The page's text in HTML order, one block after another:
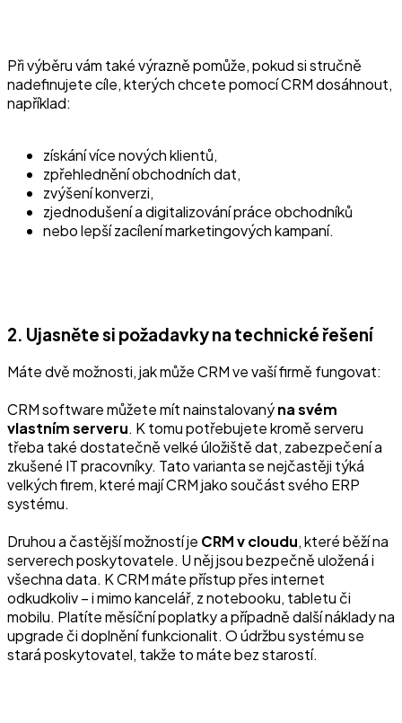
Při výběru vám také výrazně pomůže, pokud si stručně
nadefinujete cíle, kterých chcete pomocí CRM dosáhnout,
například:
získání více nových klientů,
zpřehlednění obchodních dat,
zvýšení konverzi,
zjednodušení a digitalizování práce obchodníků
nebo lepší zacílení marketingových kampaní.
2. Ujasněte si požadavky na technické řešení
Máte dvě možnosti, jak může CRM ve vaší firmě fungovat:
CRM software můžete mít nainstalovanýna svém
vlastním serveru. K tomu potřebujete kromě serveru
třeba také dostatečně velké úložiště dat, zabezpečení a
zkušené IT pracovníky. Tato varianta se nejčastěji týká
velkých firem, které mají CRM jako součást svého ERP
systému.
Druhou a častější možností je CRM v cloudu, které běží na
serverech poskytovatele. U něj jsou bezpečně uložená i
všechna data. K CRM máte přístup přes internet
odkudkoliv – i mimo kancelář, z notebooku, tabletu či
mobilu. Platíte měsíční poplatky a případně další náklady na
upgrade či doplnění funkcionalit. O údržbu systému se
stará poskytovatel, takže to máte bez starostí.